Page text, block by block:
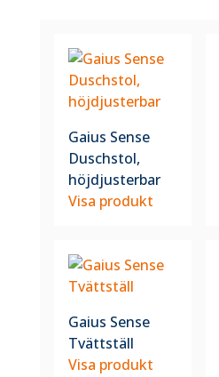
Gaius Sense
Duschstol,
höjdjusterbar
Visa produkt
Gaius Sense
Tvättställ
Visa produkt